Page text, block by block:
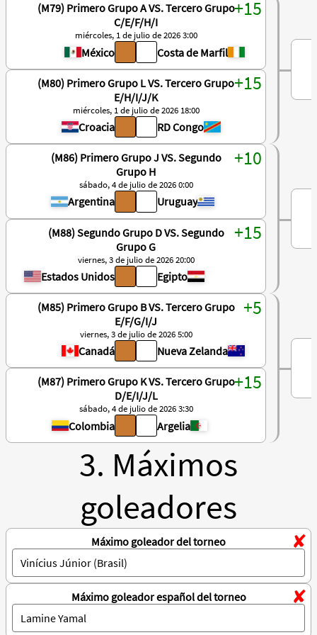
(M79) Primero Grupo A VS. Tercero Grupo
C/E/F/H/I
miércoles, 1 de julio de 2026 3:00
México Costa de Marfil
(M80) Primero Grupo L VS. Tercero Grupo
E/H/I/J/K
miércoles, 1 de julio de 2026 18:00
Croacia RD Congo
(M86) Primero Grupo J VS. Segundo
Grupo H
sábado, 4 de julio de 2026 0:00
Argentina Uruguay
(M88) Segundo Grupo D VS. Segundo
Grupo G
viernes, 3 de julio de 2026 20:00
Estados Unidos Egipto
(M85) Primero Grupo B VS. Tercero Grupo
E/F/G/I/J
viernes, 3 de julio de 2026 5:00
Canadá Nueva Zelanda
(M87) Primero Grupo K VS. Tercero Grupo
D/E/I/J/L
sábado, 4 de julio de 2026 3:30
Colombia Argelia
3. Máximos
goleadores
Máximo goleador del torneo
Máximo goleador español del torneo